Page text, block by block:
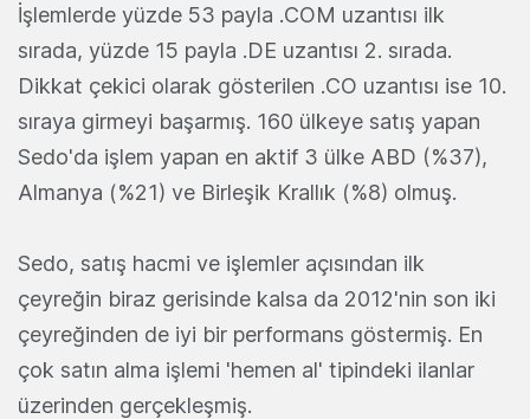
İşlemlerde yüzde 53 payla .COM uzantısı ilk
sırada, yüzde 15 payla .DE uzantısı 2. sırada.
Dikkat çekici olarak gösterilen .CO uzantısı ise 10.
sıraya girmeyi başarmış. 160 ülkeye satış yapan
Sedo'da işlem yapan en aktif 3 ülke ABD (%37),
Almanya (%21) ve Birleşik Krallık (%8) olmuş.
Sedo, satış hacmi ve işlemler açısından ilk
çeyreğin biraz gerisinde kalsa da 2012'nin son iki
çeyreğinden de iyi bir performans göstermiş. En
çok satın alma işlemi 'hemen al' tipindeki ilanlar
üzerinden gerçekleşmiş.